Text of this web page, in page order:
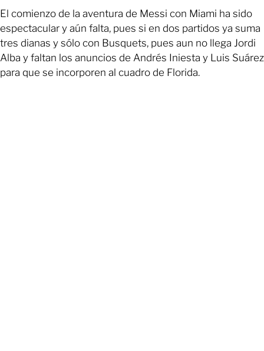
El comienzo de la aventura de Messi con Miami ha sido
espectacular y aún falta, pues si en dos partidos ya suma
tres dianas y sólo con Busquets, pues aun no llega Jordi
Alba y faltan los anuncios de Andrés Iniesta y Luis Suárez
para que se incorporen al cuadro de Florida.